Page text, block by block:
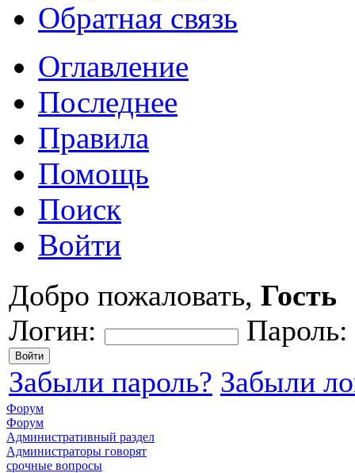
Обратная связь
Оглавление
Последнее
Правила
Помощь
Поиск
Войти
Добро пожаловать, Гость
Логин:
Пароль:
Забыли пароль? Забыли
Форум
Форум
Административный раздел
Администраторы говорят
срочные вопросы